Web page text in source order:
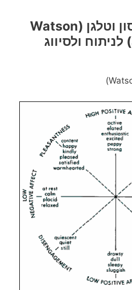
המודל של ווטסון וטלגן (Watson
and Tellegen) לניתוח ולסיווג